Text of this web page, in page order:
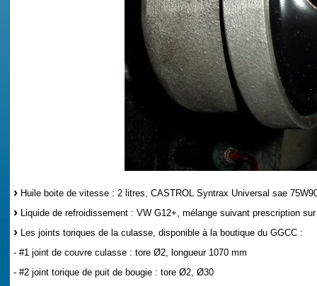
Huile boite de vitesse : 2 litres, CASTROL Syntrax Universal sae
Liquide de refroidissement : VW G12+, mélange suivant prescription
Les joints toriques de la culasse, disponible à la boutique du GGCC :
- #1 joint de couvre culasse : tore Ø2, longueur 1070 mm
- #2 joint torique de puit de bougie : tore Ø2, Ø30